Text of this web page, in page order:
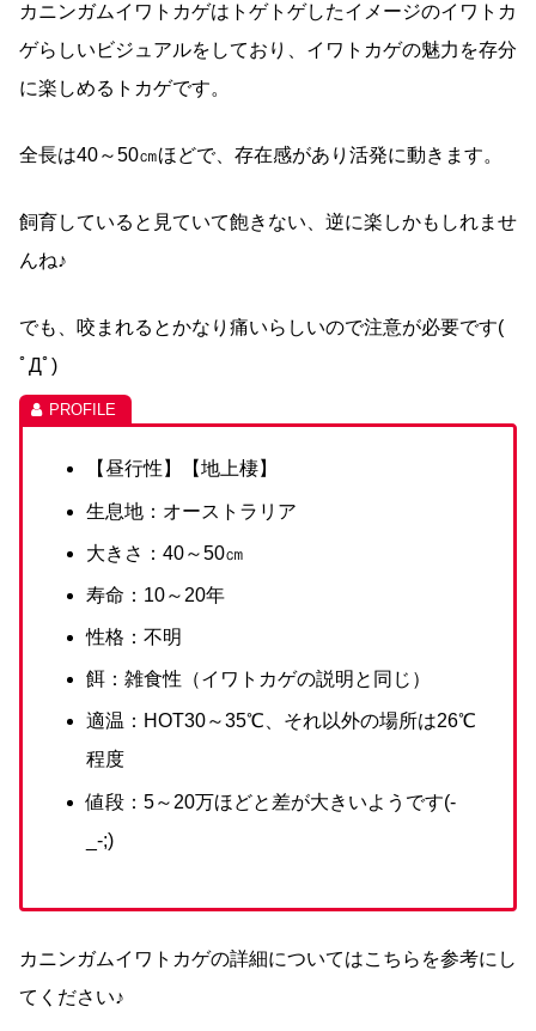
カニンガムイワトカゲはトゲトゲしたイメージのイワトカ
ゲらしいビジュアルをしており、イワトカゲの魅力を存分
に楽しめるトカゲです。
全長は40～50㎝ほどで、存在感があり活発に動きます。
飼育していると見ていて飽きない、逆に楽しかもしれませ
んね♪
でも、咬まれるとかなり痛いらしいので注意が必要です(
ﾟДﾟ)
【昼行性】【地上棲】
生息地：オーストラリア
大きさ：40～50㎝
寿命：10～20年
性格：不明
餌：雑食性（イワトカゲの説明と同じ）
適温：HOT30～35℃、それ以外の場所は26℃
程度
値段：5～20万ほどと差が大きいようです(-
_-;)
カニンガムイワトカゲの詳細についてはこちらを参考にし
てください♪